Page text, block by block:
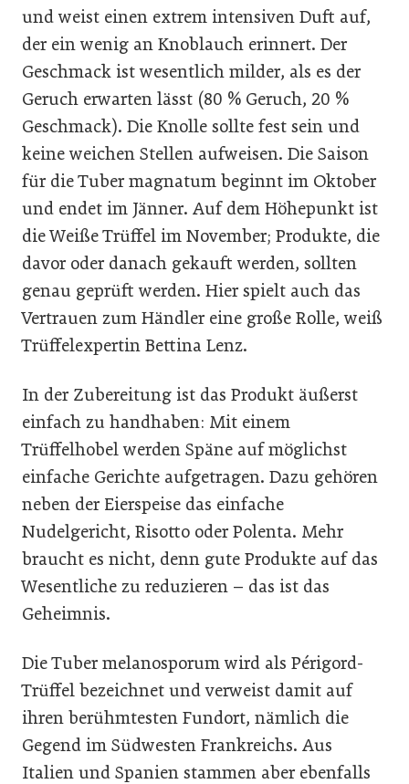
und weist einen extrem intensiven Duft auf,
der ein wenig an Knoblauch erinnert. Der
Geschmack ist wesentlich milder, als es der
Geruch erwarten lässt (80 % Geruch, 20 %
Geschmack). Die Knolle sollte fest sein und
keine weichen Stellen aufweisen. Die Saison
für die Tuber magnatum beginnt im Oktober
und endet im Jänner. Auf dem Höhepunkt ist
die Weiße Trüffel im November; Produkte, die
davor oder danach gekauft werden, sollten
genau geprüft werden. Hier spielt auch das
Vertrauen zum Händler eine große Rolle, weiß
Trüffelexpertin Bettina Lenz.
In der Zubereitung ist das Produkt äußerst
einfach zu handhaben: Mit einem
Trüffelhobel werden Späne auf möglichst
einfache Gerichte aufgetragen. Dazu gehören
neben der Eierspeise das einfache
Nudelgericht, Risotto oder Polenta. Mehr
braucht es nicht, denn gute Produkte auf das
Wesentliche zu reduzieren – das ist das
Geheimnis.
Die Tuber melanosporum wird als Périgord-
Trüffel bezeichnet und verweist damit auf
ihren berühmtesten Fundort, nämlich die
Gegend im Südwesten Frankreichs. Aus
Italien und Spanien stammen aber ebenfalls